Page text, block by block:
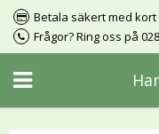
Betala säkert med kort
Frågor? Ring oss på